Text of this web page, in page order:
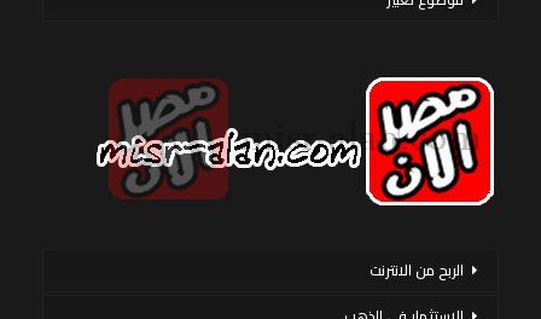
الربح من الانترنت